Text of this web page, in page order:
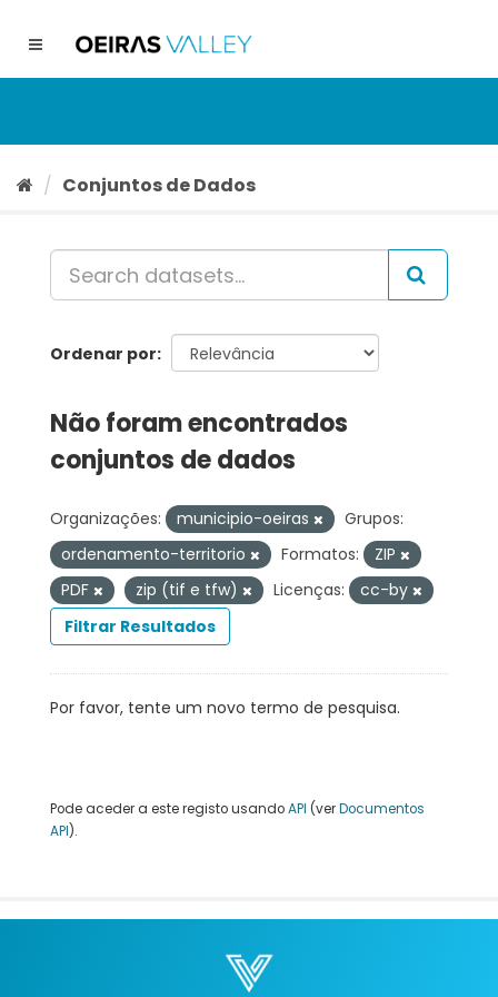
conteúdo
Toggle
Conjuntos de Dados
Ordenar por
Não foram encontrados
conjuntos de dados
Organizações: municipio-oeiras
Grupos:
ordenamento-territorio
Formatos:
ZIP
PDF
zip (tif e tfw) Licenças:
cc-by
Filtrar Resultados
Por favor, tente um novo termo de pesquisa.
Pode aceder a este registo usandoAPI (verDocumentos
API).